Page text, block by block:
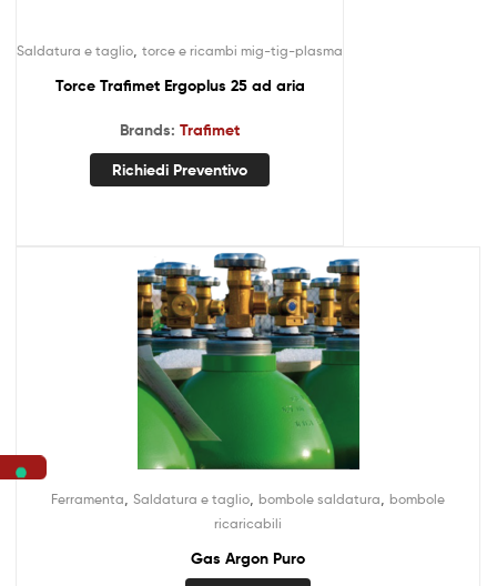
Saldatura e taglio torce e ricambi mig-tig-plasma
Torce Trafimet Ergoplus 25 ad aria
Brands: Trafimet
Richiedi Preventivo
Ferramenta Saldatura e taglio bombole saldatura bombole
ricaricabili
Gas Argon Puro